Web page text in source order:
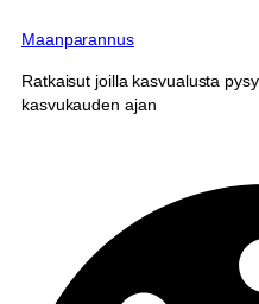
Maanparannus
Ratkaisut joilla kasvualusta
kasvukauden ajan